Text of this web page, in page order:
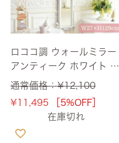
ロココ調 ウォールミラー
アンティーク ホワイト 幅
27cm 【送料無料】 [Y]
通常価格：¥12,100
¥11,495
［5%OFF］
在庫切れ